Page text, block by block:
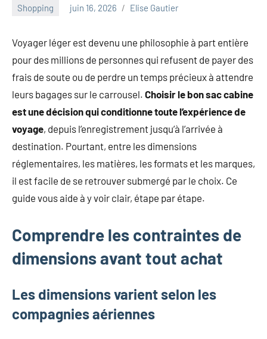
au
recyclage
dans
aux
événements
clés.
Rejoignez-
pour
des
précieux
la
non
féminine
et
Shopping juin 16, 2026 Elise Gautier
Voyager léger est devenu une philosophie à part entière
pour des millions de personnes qui refusent de payer des
frais de soute ou de perdre un temps précieux à attendre
leurs bagages sur le carrousel. Choisir le bon sac cabine
est une décision qui conditionne toute l’expérience de
voyage, depuis l’enregistrement jusqu’à l’arrivée à
destination. Pourtant, entre les dimensions
réglementaires, les matières, les formats et les marques,
il est facile de se retrouver submergé par le choix. Ce
guide vous aide à y voir clair, étape par étape.
Comprendre les contraintes de
dimensions avant tout achat
Les dimensions varient selon les
compagnies aériennes